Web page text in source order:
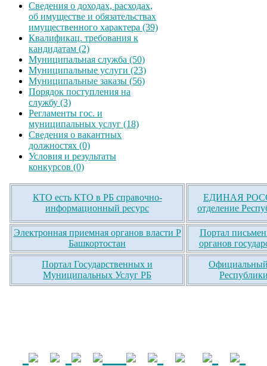
Сведения о доходах, расходах,
об имуществе и обязательствах
имущественного характера (39)
Квалификац. требования к
кандидатам (2)
Муниципальная служба (50)
Муниципальные услуги (23)
Муниципальные заказы (56)
Порядок поступления на
службу (3)
Регламенты гос. и
муниципальных услуг (18)
Сведения о вакантных
должностях (0)
Условия и результаты
конкурсов (0)
КТО есть КТО в РБ справочно-
информационный ресурс
ЕДИНАЯ
отделение
Электронная приемная органов власти Р
Башкортостан
Портал
органов
Портал Государственных и
Муниципальных Услуг РБ
Официальный